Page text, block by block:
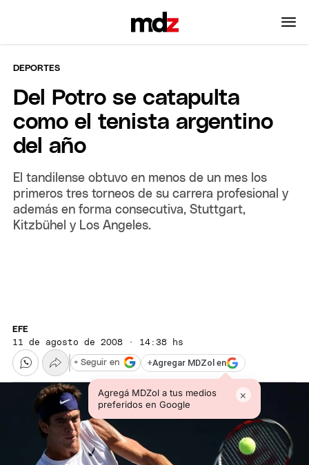
DEPORTES
Del Potro se catapulta
como el tenista argentino
del año
El tandilense obtuvo en menos de un mes los
primeros tres torneos de su carrera profesional y
además en forma consecutiva, Stuttgart,
Kitzbühel y Los Angeles.
EFE
11 de agosto de 2008 · 14:38 hs
+Agregar MDZol en
Agregá MDZol a tus medios
preferidos en Google
×
+ Seguir en